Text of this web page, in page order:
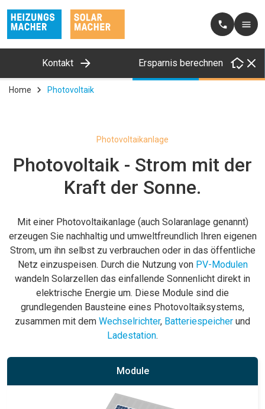
Kontakt Ersparnis berechnen
Home Photovoltaik
Photovoltaikanlage
Photovoltaik - Strom mit der
Kraft der Sonne.
Mit einer Photovoltaikanlage (auch Solaranlage genannt)
erzeugen Sie nachhaltig und umweltfreundlich Ihren eigenen
Strom, um ihn selbst zu verbrauchen oder in das öffentliche
Netz einzuspeisen. Durch die Nutzung von PV-Modulen
wandeln Solarzellen das einfallende Sonnenlicht direkt in
elektrische Energie um. Diese Module sind die
grundlegenden Bausteine eines Photovoltaiksystems,
zusammen mit dem Wechselrichter, Batteriespeicher und
Ladestation.
Module